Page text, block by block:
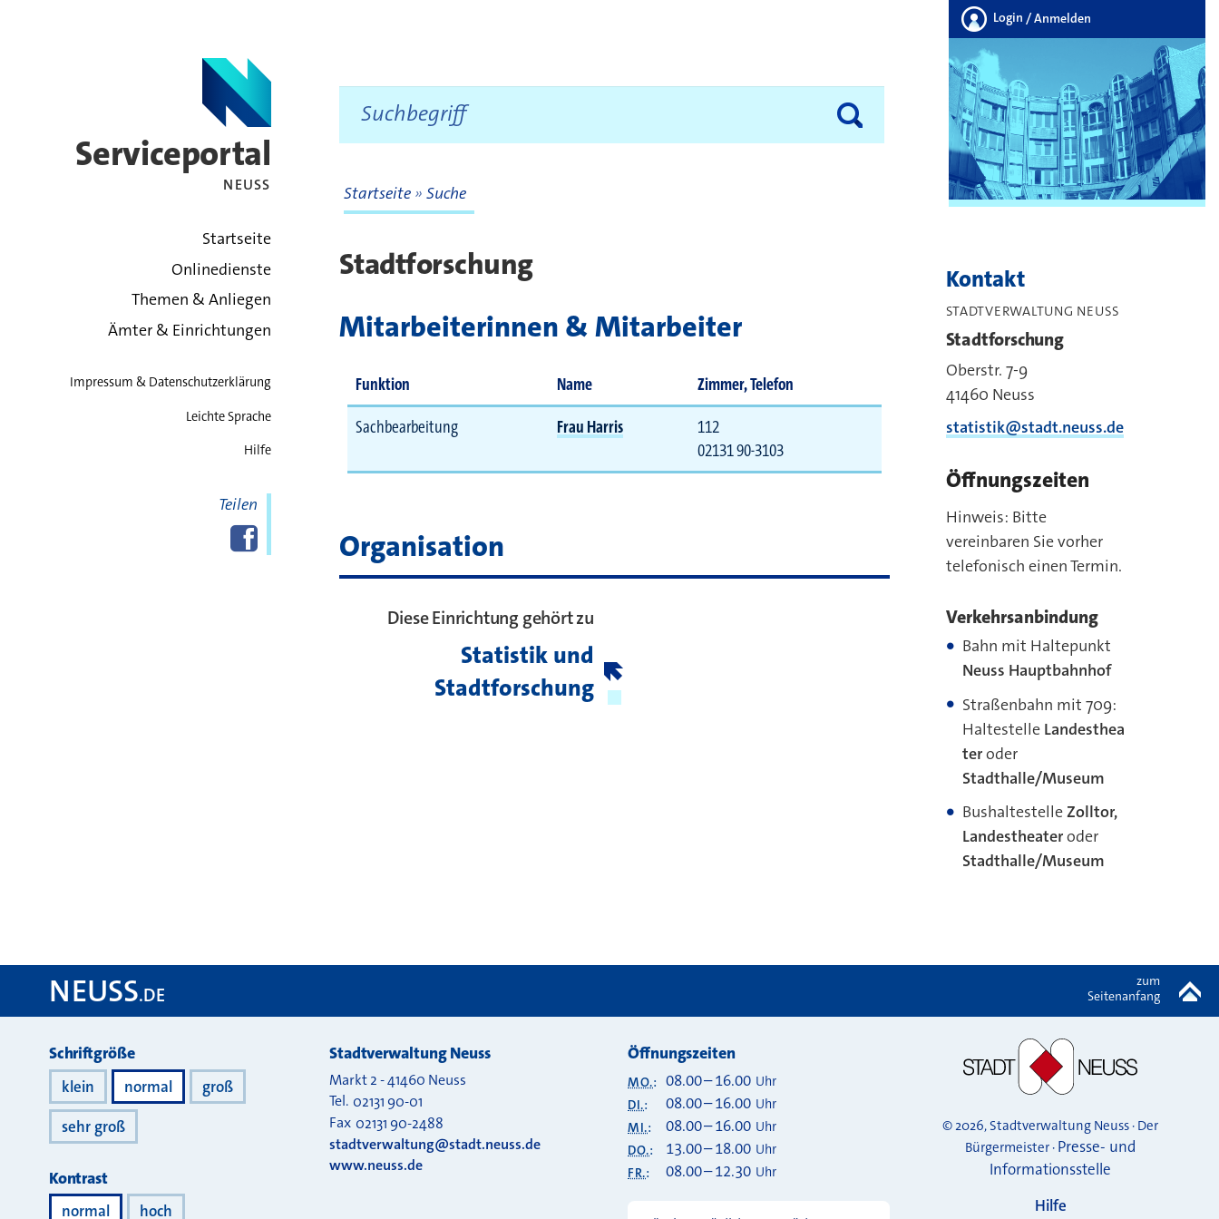
Serviceportal
NEUSS
zurück zur Startseite
Startseite
Onlinedienste
Themen & Anliegen
Ämter & Einrichtungen
Impressum & Datenschutzerklärung
Leichte Sprache
Hilfe
Teilen
Diese Seite bei
Facebook
teilen
Login / Anmelden
Startseite Suche
Stadtforschung
Mitarbeiterinnen & Mitarbeiter
Funktion Name
Zimmer, Telefon
Sachbearbeitung
Frau Harris
112
02131 90-3103
Organisation
Diese Einrichtung gehört zu
Statistik und
Stadtforschung
Kontakt
STADTVERWALTUNG NEUSS
Stadtforschung
Oberstr. 7-9
41460 Neuss
statistik@stadt.neuss.de
Öffnungszeiten
Hinweis: Bitte
vereinbaren Sie vorher
telefonisch einen Termin.
Verkehrsanbindung
Bahn mit Haltepunkt
Neuss Hauptbahnhof
Straßenbahn mit 709:
Haltestelle Landesthea
teroder
Stadthalle/Museum
BushaltestelleZolltor,
Landestheateroder
Stadthalle/Museum
NEUSS.DE
zum
Seitenanfang
Darstellung
Schriftgröße
klein normal
groß
sehr groß
Kontrast
normal hoch
Stadtverwaltung Neuss
Markt 2-41460 Neuss
Tel. 02131 90-01
Fax 02131 90-2488
stadtverwaltung@stadt.neuss.de
www.neuss.de
Öffnungszeiten
MO.: 08.00–16.00 Uhr
DI.: 08.00–16.00 Uhr
MI.: 08.00–16.00 Uhr
DO.: 13.00–18.00 Uhr
FR.: 08.00–12.30 Uhr
© 2026, Stadtverwaltung Neuss · Der
Bürgermeister · Presse- und
Informationsstelle
Hilfe